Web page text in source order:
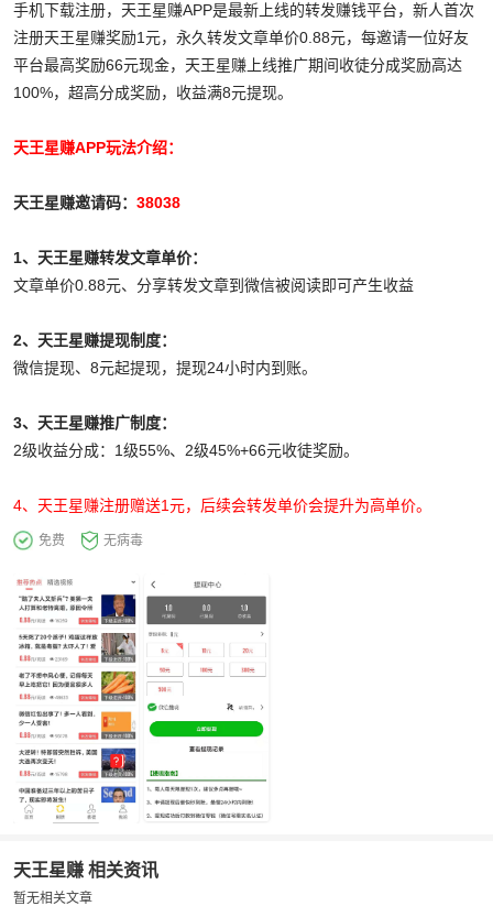
手机下载注册，天王星赚APP是最新上线的转发赚钱平台，新人首次
注册天王星赚奖励1元，永久转发文章单价0.88元，每邀请一位好友
平台最高奖励66元现金，天王星赚上线推广期间收徒分成奖励高达
100%，超高分成奖励，收益满8元提现。
天王星赚APP玩法介绍：
天王星赚邀请码： 38038
1、天王星赚转发文章单价：
文章单价0.88元、分享转发文章到微信被阅读即可产生收益
2、天王星赚提现制度：
微信提现、8元起提现，提现24小时内到账。
3、天王星赚推广制度：
2级收益分成：1级55%、2级45%+66元收徒奖励。
4、天王星赚注册赠送1元，后续会转发单价会提升为高单价。
免费 无病毒
天王星赚 相关资讯
暂无相关文章